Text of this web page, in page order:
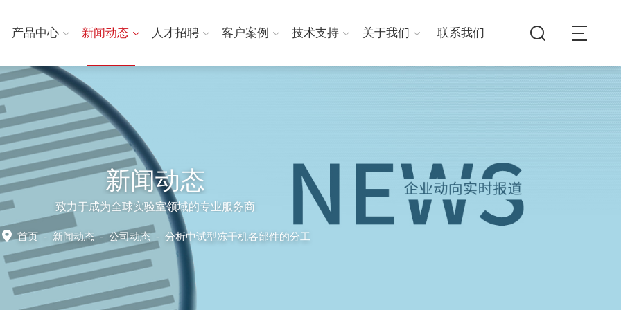
产品中心 新闻动态 人才招聘 客户案例 技术支持 关于我们 联系我们
新闻动态
致力于成为全球实验室领域的专业服务商
首页- 新闻动态-公司动态 - 分析中试型冻干机各部件的分工